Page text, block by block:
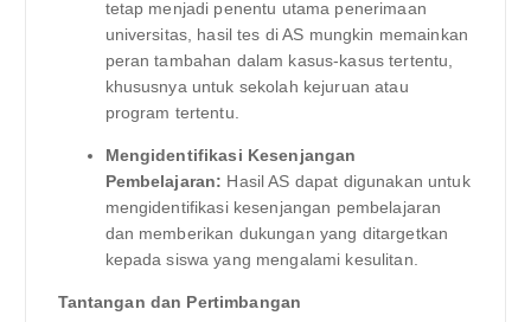
tetap menjadi penentu utama penerimaan
universitas, hasil tes di AS mungkin memainkan
peran tambahan dalam kasus-kasus tertentu,
khususnya untuk sekolah kejuruan atau
program tertentu.
Mengidentifikasi Kesenjangan
Pembelajaran: Hasil AS dapat digunakan untuk
mengidentifikasi kesenjangan pembelajaran
dan memberikan dukungan yang ditargetkan
kepada siswa yang mengalami kesulitan.
Tantangan dan Pertimbangan